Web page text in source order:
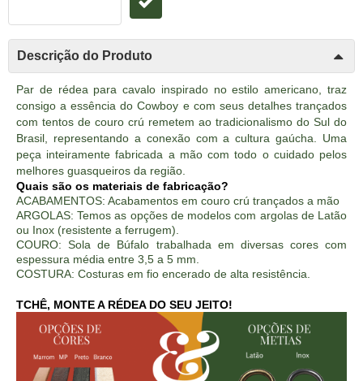
Descrição do Produto
Par de rédea para cavalo inspirado no estilo americano, traz
consigo a essência do Cowboy e com seus detalhes trançados
com tentos de couro crú remetem ao tradicionalismo do Sul do
Brasil, representando a conexão com a cultura gaúcha. Uma
peça inteiramente fabricada a mão com todo o cuidado pelos
melhores guasqueiros da região.
Quais são os materiais de fabricação?
ACABAMENTOS: Acabamentos em couro crú trançados a mão
ARGOLAS: Temos as opções de modelos com argolas de Latão
ou Inox (resistente a ferrugem).
COURO: Sola de Búfalo trabalhada em diversas cores com
espessura média entre 3,5 a 5 mm.
COSTURA: Costuras em fio encerado de alta resistência.
TCHÊ, MONTE A RÉDEA DO SEU JEITO!